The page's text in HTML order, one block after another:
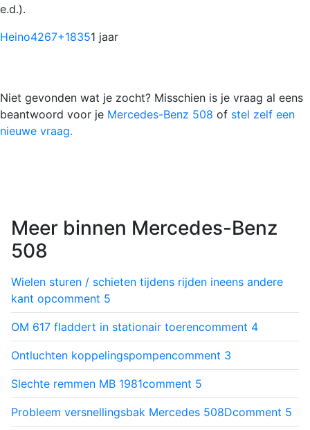
e.d.).
Heino4267+18351 jaar
Niet gevonden wat je zocht? Misschien is je vraag al eens
beantwoord voor je Mercedes-Benz 508 of stel zelf een
nieuwe vraag.
Meer binnen Mercedes-Benz
508
Wielen sturen / schieten tijdens rijden ineens andere
kant opcomment 5
OM 617 fladdert in stationair toerencomment 4
Ontluchten koppelingspompencomment 3
Slechte remmen MB 1981comment 5
Probleem versnellingsbak Mercedes 508Dcomment 5